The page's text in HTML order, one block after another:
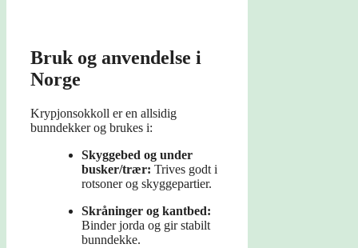
Bruk og anvendelse i
Norge
Krypjonsokkoll er en allsidig
bunndekker og brukes i:
Skyggebed og under
busker/trær: Trives godt i
rotsoner og skyggepartier.
Skråninger og kantbed:
Binder jorda og gir stabilt
bunndekke.